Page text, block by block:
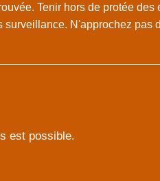
Tenir hors de protée
surveillance. N'approchez pas
est possible.